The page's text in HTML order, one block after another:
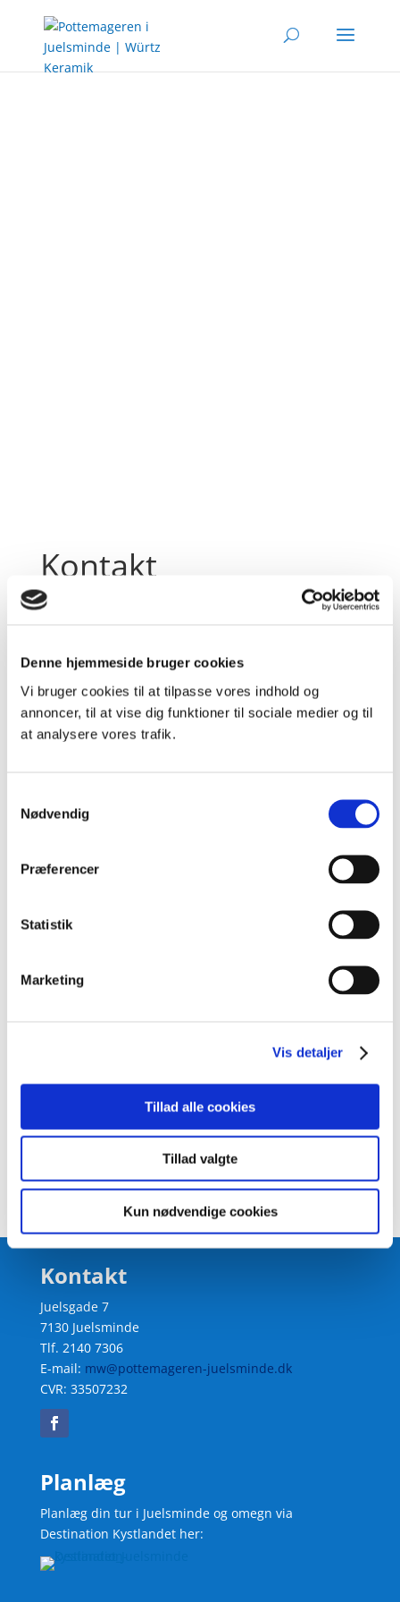
Denne hjemmeside bruger cookies
Vi bruger cookies til at tilpasse vores indhold og
annoncer, til at vise dig funktioner til sociale medier og til
at analysere vores trafik.
Nødvendig
Præferencer
Statistik
Marketing
Vis detaljer
Tillad alle cookies
Tillad valgte
Kun nødvendige cookies
Kontakt
Har du spørgsmål eller ønsker til specialfremstillede
telefon +45 21407306. Alle henvendelser besvares
hurtigst muligt.
Kontakt
Juelsgade 7
7130 Juelsminde
Tlf. 2140 7306
E-mail: mw@pottemageren-juelsminde.dk
CVR: 33507232
Planlæg
Planlæg din tur i Juelsminde og omegn via
Destination Kystlandet her: